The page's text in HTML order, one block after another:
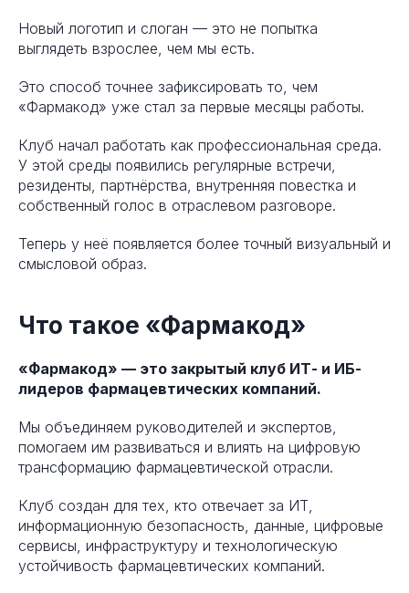
Новый логотип и слоган — это не попытка
выглядеть взрослее, чем мы есть.
Это способ точнее зафиксировать то, чем
«Фармакод» уже стал за первые месяцы работы.
Клуб начал работать как профессиональная среда.
У этой среды появились регулярные встречи,
резиденты, партнёрства, внутренняя повестка и
собственный голос в отраслевом разговоре.
Теперь у неё появляется более точный визуальный и
смысловой образ.
Что такое «Фармакод»
«Фармакод» — это закрытый клуб ИТ- и ИБ-
лидеров фармацевтических компаний.
Мы объединяем руководителей и экспертов,
помогаем им развиваться и влиять на цифровую
трансформацию фармацевтической отрасли.
Клуб создан для тех, кто отвечает за ИТ,
информационную безопасность, данные, цифровые
сервисы, инфраструктуру и технологическую
устойчивость фармацевтических компаний.